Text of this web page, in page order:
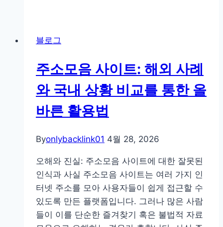
주
식
CFD
거
설
블로그
주소모음 사이트: 해외 사례
와 국내 상황 비교를 통한 올
바른 활용법
Byonlybacklink01 4월 28, 2026
오해와 진실: 주소모음 사이트에 대한 잘못된
인식과 사실 주소모음 사이트는 여러 가지 인
터넷 주소를 모아 사용자들이 쉽게 접근할 수
있도록 만든 플랫폼입니다. 그러나 많은 사람
들이 이를 단순한 즐겨찾기 혹은 불법적 자료